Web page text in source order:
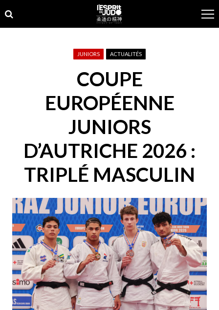
to
navigation
to
content
JUNIORS ACTUALITÉS
COUPE
EUROPÉENNE
JUNIORS
D’AUTRICHE 2026 :
TRIPLÉ MASCULIN